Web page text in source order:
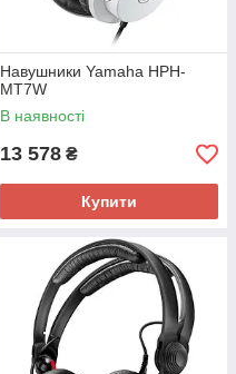
Навушники Yamaha HPH-
MT7W
В наявності
13 578 ₴
Купити